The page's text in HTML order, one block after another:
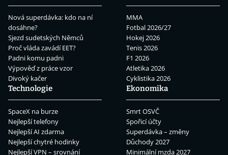
Nová superdávka: kdo na ní
dosáhne?
Sjezd sudetských Němců
Proč vláda zavádí EET?
Padni komu padni
Výpověď z práce vzor
Divoký kačer
MMA
Fotbal 2026/27
Hokej 2026
Tenis 2026
F1 2026
Atletika 2026
Cyklistika 2026
Technologie
SpaceX na burze
Nejlepší telefony
Nejlepší AI zdarma
Nejlepší chytré hodinky
Nejlepší VPN – srovnání
Ekonomika
Smrt OSVČ
Spořicí účty
Superdávka – změny
Důchody 2027
Minimální mzda 2027